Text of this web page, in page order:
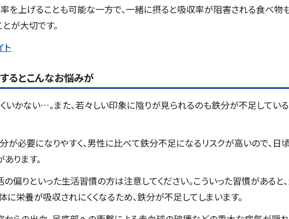
を上げることも可能な一方で、一緒に摂ると吸収率が阻害される食べ物
が大切です。
るとこんなお悩みが
いかない…。また、若々しい印象に陰りが見られるのも鉄分が不足してい
必要になりやすく、男性に比べて鉄分不足になるリスクが高いので、日
ります。
偏りといった生活習慣の方は注意してください。こういった習慣があると
に栄養が吸収されにくくなるため、鉄分が不足してしまいます。